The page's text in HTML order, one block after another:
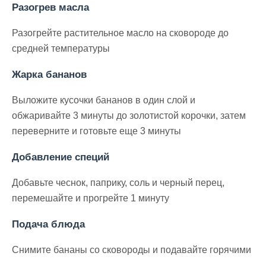
Разогрев масла
Разогрейте растительное масло на сковороде до
средней температуры
Жарка бананов
Выложите кусочки бананов в один слой и
обжаривайте 3 минуты до золотистой корочки, затем
переверните и готовьте еще 3 минуты
Добавление специй
Добавьте чеснок, паприку, соль и черный перец,
перемешайте и прогрейте 1 минуту
Подача блюда
Снимите бананы со сковороды и подавайте горячими